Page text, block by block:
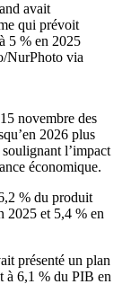
avait
qui prévoit
5 % en 2025
NurPhoto via
novembre des
2026 plus
l’impact
économique.
% du produit
2025 et 5,4 % en
présenté un plan
à 6,1 % du PIB en